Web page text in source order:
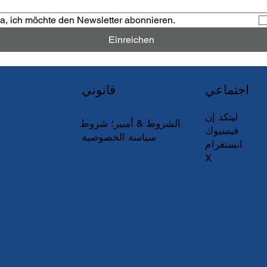
ich möchte den Newsletter abonnieren.
Einreichen
قانوني
الشروط & أمبير؛ شروط
سياسة الخصوصية
اجتماعي
لينكد إن
فيسبوك
انستغرام
X